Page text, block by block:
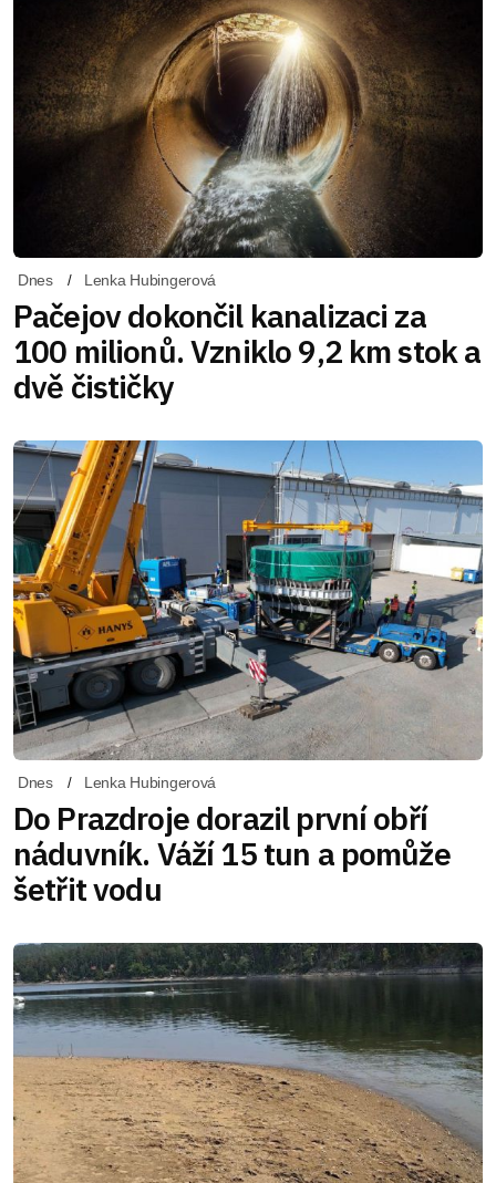
Dnes Lenka Hubingerová
Pačejov dokončil kanalizaci za
100 milionů. Vzniklo 9,2 km stok a
dvě čističky
Dnes Lenka Hubingerová
Do Prazdroje dorazil první obří
náduvník. Váží 15 tun a pomůže
šetřit vodu